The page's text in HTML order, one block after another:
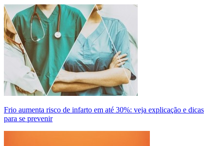
Frio aumenta risco de infarto em até 30%: veja explicação e dicas
para se prevenir